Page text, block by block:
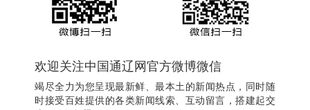
欢迎关注中国通辽网官方微博微信
竭尽全力为您呈现最新鲜、最本土的新闻热点，同时随
时接受百姓提供的各类新闻线索、互动留言，搭建起交